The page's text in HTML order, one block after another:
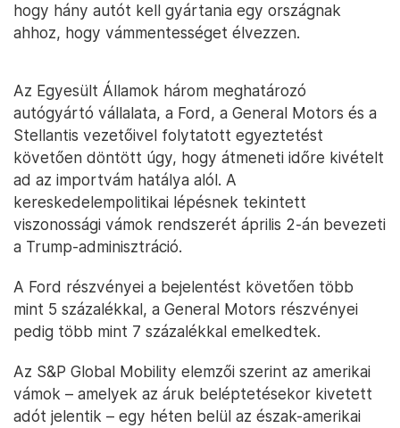
hogy hány autót kell gyártania egy országnak
ahhoz, hogy vámmentességet élvezzen.
Az Egyesült Államok három meghatározó
autógyártó vállalata, a Ford, a General Motors és a
Stellantis vezetőivel folytatott egyeztetést
követően döntött úgy, hogy átmeneti időre kivételt
ad az importvám hatálya alól. A
kereskedelempolitikai lépésnek tekintett
viszonossági vámok rendszerét április 2-án bevezeti
a Trump-adminisztráció.
A Ford részvényei a bejelentést követően több
mint 5 százalékkal, a General Motors részvényei
pedig több mint 7 százalékkal emelkedtek.
Az S&P Global Mobility elemzői szerint az amerikai
vámok – amelyek az áruk beléptetésekor kivetett
adót jelentik – egy héten belül az észak-amerikai